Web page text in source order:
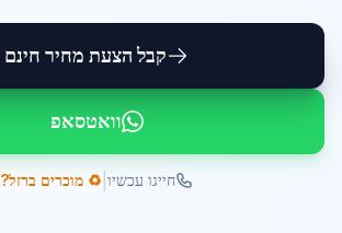
קבל הצעת מחיר חינם
וואטסאפ
חייגו עכשיו ♻️ מוכרים ברזל?